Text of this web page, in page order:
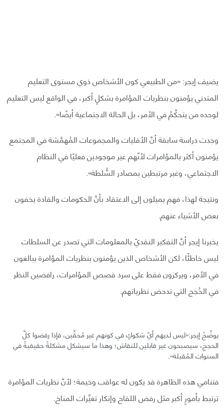
يضيف إيجر: «من الطبيعي كون الأشخاص ذوي مستوى التعليم
المتدني يؤمنون بنظريات المؤامرة بشكلٍ أكبر، في الواقع ليس التعليم
لوحده من يتحكَّمُ في الأمر، بل الحالة الاجتماعية أيضًا».
وجدت دراسة سابقة أنَّ الأقليات والمجموعات المُهمَّشة في المجتمع
يؤمنون أكثر بالمؤامرات لأنّهم غير موجودين فعليًا في النظام
الاجتماعي، وغير مرتبطين بمصادر السُّلطة».
ونتيجة لهذا، فهم يميلون إلى الاعتقاد بأنَّ الحكومات والقادة يخفون
بعض الأشياء عنهم.
يخبرنا إيجر أنَّ التفكير النقديّ بالمعلومات التي تصدر عن السلطات
ليس خاطئًا، لكن الأشخاص الذين يؤمنون بنظريات المؤامرة يبالغون
في الأمر، ويركزون فقط على سرد قصص المؤامرات، رافضين النظر
في الحُجج التي تدحض نظرياتهم.
يوضِّحُ إيجر:«ليس لديهم أيّ شكوكٍ في كونهم غير مُحقِّين، فإذا رفضوا كلَّ
الحجج، سيصبحون غير قابلين للنقاش؛ وهذا ما سيشكل مشكلةً حقيقيةً في
السنوات المُقبلة».
فتنامي هذه الظاهرة قد يكون له عواقب وخيمة؛ لأنَّ نظريات المؤامرة
ترتبط بأمورٍ أكبر مثل رفض اللقاح وإنكار تغيِّرات المناخ.